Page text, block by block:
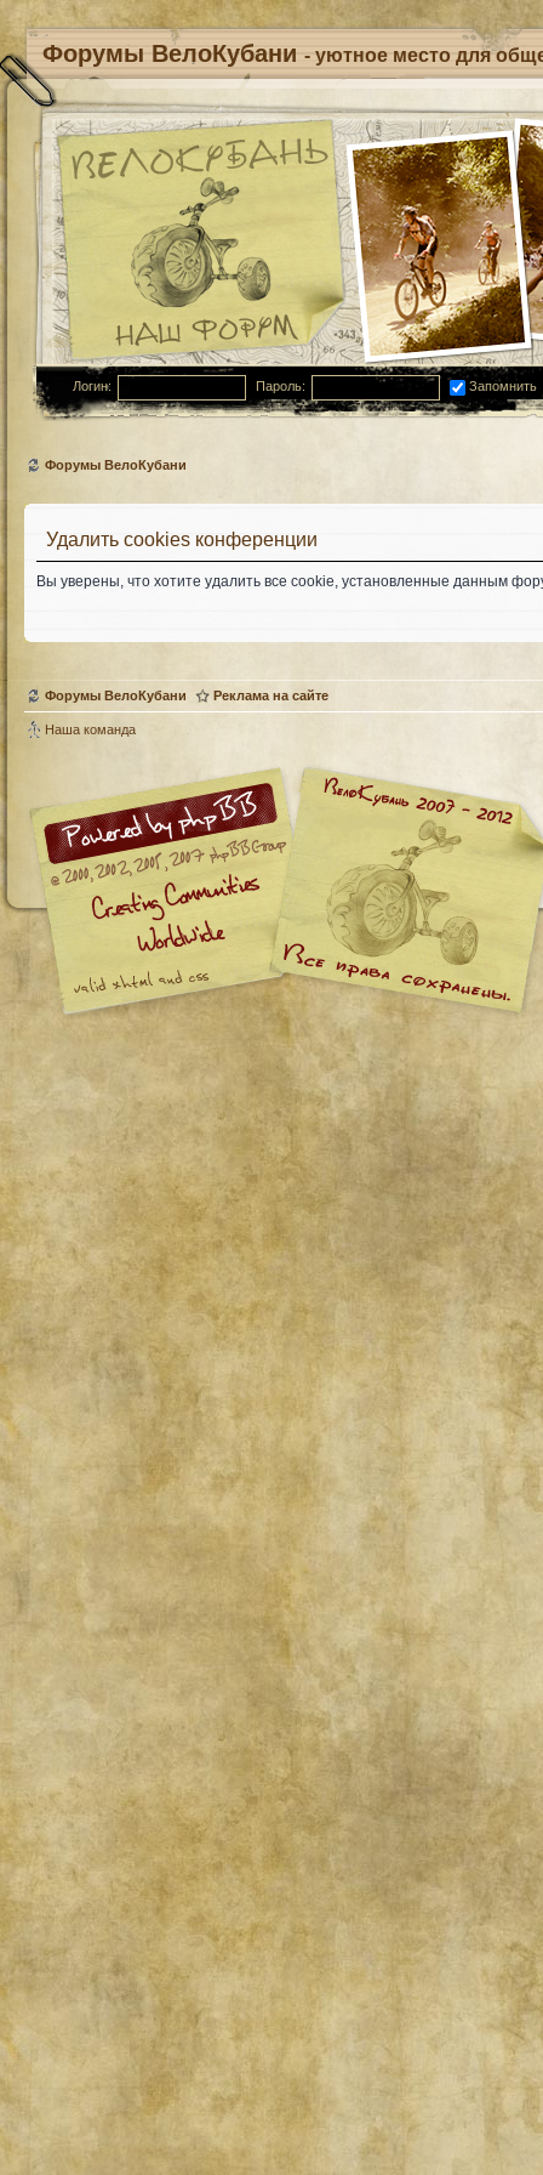
Форумы ВелоКубани - уютное место для
Логин: Пароль: Запомнить
Форумы ВелоКубани
Удалить cookies конференции
Вы уверены, что хотите удалить все cookie, установленные данным
Форумы ВелоКубани Реклама на сайте
Наша команда